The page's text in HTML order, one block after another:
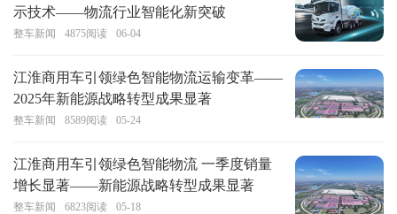
示技术——物流行业智能化新突破
整车新闻 4875阅读 06-04
江淮商用车引领绿色智能物流运输变革——
2025年新能源战略转型成果显著
整车新闻 8589阅读 05-24
江淮商用车引领绿色智能物流 一季度销量
增长显著——新能源战略转型成果显著
整车新闻 6823阅读 05-18